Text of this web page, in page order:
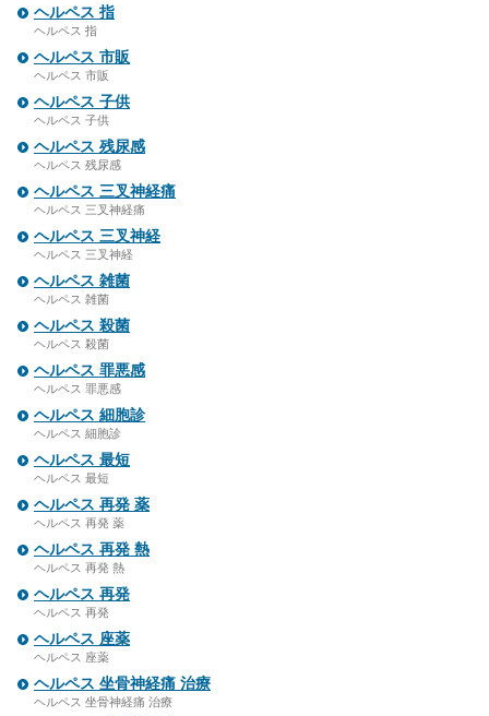
ヘルペス 指
ヘルペス 指
ヘルペス 市販
ヘルペス 市販
ヘルペス 子供
ヘルペス 子供
ヘルペス 残尿感
ヘルペス 残尿感
ヘルペス 三叉神経痛
ヘルペス 三叉神経痛
ヘルペス 三叉神経
ヘルペス 三叉神経
ヘルペス 雑菌
ヘルペス 雑菌
ヘルペス 殺菌
ヘルペス 殺菌
ヘルペス 罪悪感
ヘルペス 罪悪感
ヘルペス 細胞診
ヘルペス 細胞診
ヘルペス 最短
ヘルペス 最短
ヘルペス 再発 薬
ヘルペス 再発 薬
ヘルペス 再発 熱
ヘルペス 再発 熱
ヘルペス 再発
ヘルペス 再発
ヘルペス 座薬
ヘルペス 座薬
ヘルペス 坐骨神経痛 治療
ヘルペス 坐骨神経痛 治療